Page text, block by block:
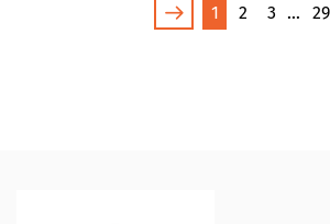
1 2 3 … 29